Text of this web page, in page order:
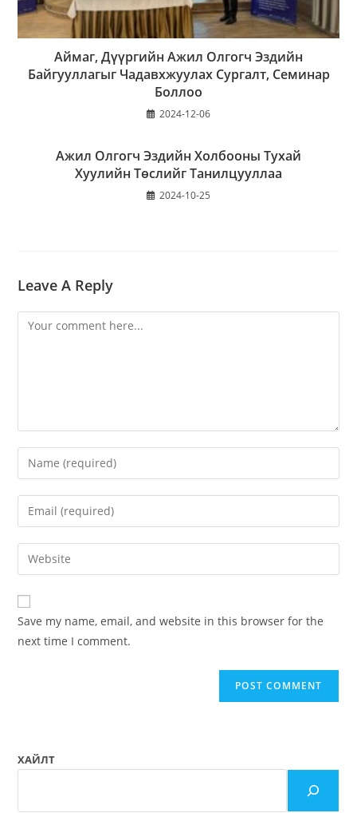
Аймаг, Дүүргийн Ажил Олгогч Эздийн
Байгууллагыг Чадавхжуулах Сургалт, Семинар
Боллоо
2024-12-06
Ажил Олгогч Эздийн Холбооны Тухай
Хуулийн Төслийг Танилцууллаа
2024-10-25
Leave A Reply
Save my name, email, and website in this browser for the
next time I comment.
ХАЙЛТ